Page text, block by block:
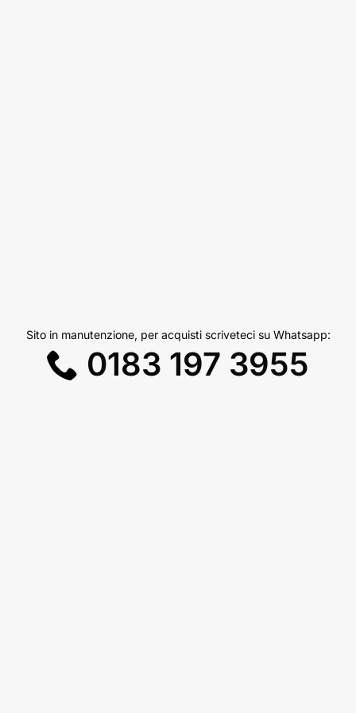
Sito in manutenzione, per acquisti scriveteci su Whatsapp:
0183 197 3955